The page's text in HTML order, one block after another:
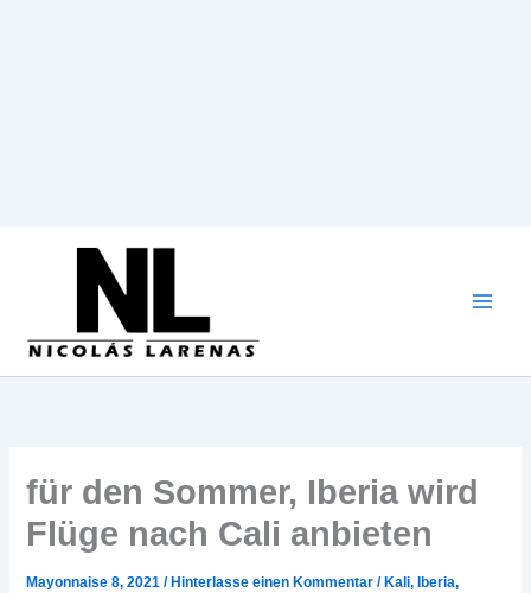
für den Sommer, Iberia wird
Flüge nach Cali anbieten
Mayonnaise 8, 2021/ Hinterlasse einen Kommentar / Kali, Iberia,